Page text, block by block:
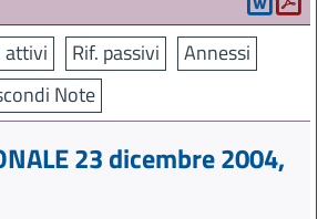
attivi Rif. passivi
Annessi
Note
23 dicembre 2004,